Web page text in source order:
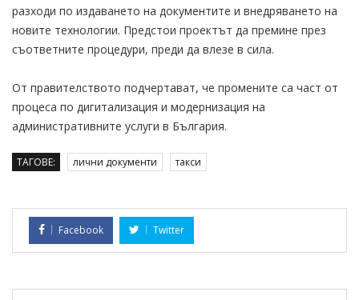
разходи по издаването на документите и внедряването на
новите технологии. Предстои проектът да премине през
съответните процедури, преди да влезе в сила.
От правителството подчертават, че промените са част от
процеса по дигитализация и модернизация на
административните услуги в България.
ТАГОВЕ: лични документи такси
Facebook Twitter